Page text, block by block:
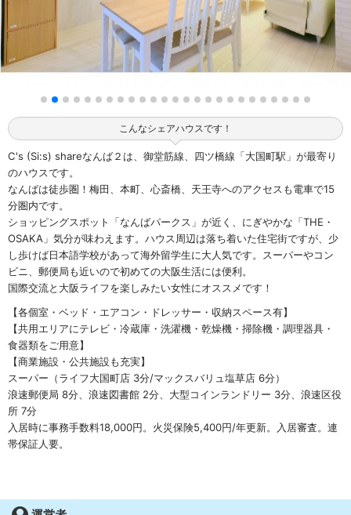
こんなシェアハウスです！
C's (Si:s) shareなんば２は、御堂筋線、四ツ橋線「大国町駅」が最寄り
のハウスです。
なんばは徒歩圏！梅田、本町、心斎橋、天王寺へのアクセスも電車で15
分圏内です。
ショッピングスポット「なんばパークス」が近く、にぎやかな「THE・
OSAKA」気分が味わえます。ハウス周辺は落ち着いた住宅街ですが、少
し歩けば日本語学校があって海外留学生に大人気です。スーパーやコン
ビニ、郵便局も近いので初めての大阪生活には便利。
国際交流と大阪ライフを楽しみたい女性にオススメです！
【各個室・ベッド・エアコン・ドレッサー・収納スペース有】
【共用エリアにテレビ・冷蔵庫・洗濯機・乾燥機・掃除機・調理器具・
食器類をご用意】
【商業施設・公共施設も充実】
スーパー（ライフ大国町店 3分/マックスバリュ塩草店 6分）
浪速郵便局 8分、浪速図書館 2分、大型コインランドリー 3分、浪速区役
所 7分
入居時に事務手数料18,000円。火災保険5,400円/年更新。入居審査。連
帯保証人要。